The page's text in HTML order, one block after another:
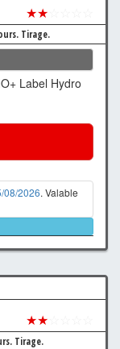
★★
Tirage.
Label Hydro
08/2026. Valable
★★
Tirage.